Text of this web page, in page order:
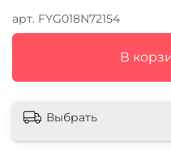
арт. FYG018N72154
В
Выбрать